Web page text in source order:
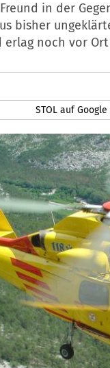
in der
bisher
erlag noch vor
STOL auf